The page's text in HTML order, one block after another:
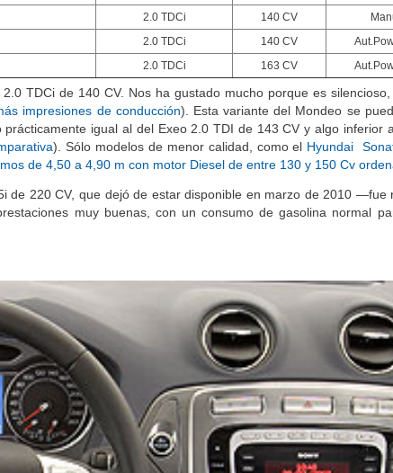
(6 vel.) 1.8 TDCi ECOnetic 125 CV
2.0 TDCi
140 CV
2.0 TDCi
140 CV
2.0 TDCi
163 CV
TDCi de 140 CV. Nos ha gustado mucho porque es
impresiones de conducción). Esta variante del Mondeo se
igual al del Exeo 2.0 TDI de 143 CV y algo inferior
). Sólo modelos de menor calidad, como elHyundai
de 220 CV, que dejó de estar disponible en marzo de 2010 —fue
muy buenas, con un consumo de gasolina normal